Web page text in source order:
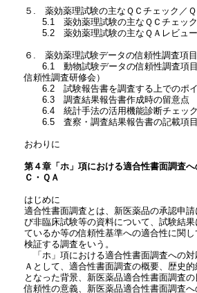
５. 薬効薬理試験の主なＱＣチェック／Ｑ
5.1 薬効薬理試験の主なＱＣチェック
5.2 薬効薬理試験の主なＱＡレビュー
６. 薬効薬理試験データの信頼性調査項目
6.1 動物試験データの信頼性調査項目
信頼性調査研修会）
6.2 試験報告書を調査する上でのポイ
6.3 調査結果報告書作成時の留意点
6.4 統計手法の活用機能診断チェック
6.5 査察・調査結果報告書の記載項目
おわりに
第４章「ホ」項における適合性書面調査
Ｃ・ＱＡ
はじめに
適合性書面調査とは、新医薬品の承認申
び非臨床試験等の資料について、試験結
ているか等の信頼性基準への適合性に関し
検証する調査をいう。
「ホ」項における適合性書面調査への対
Ａとして、適合性書面調査の概要、歴史
となった背景、新医薬品適合性書面調査
信頼性の意義、新医薬品適合性書面調査